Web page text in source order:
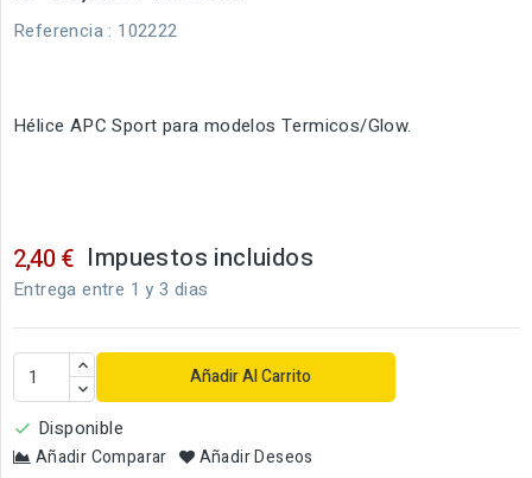
Referencia : 102222
Hélice APC Sport para modelos Termicos/Glow.
2,40 € Impuestos incluidos
Entrega entre 1 y 3 dias
Añadir Al Carrito
 Disponible
Añadir Comparar Añadir Deseos